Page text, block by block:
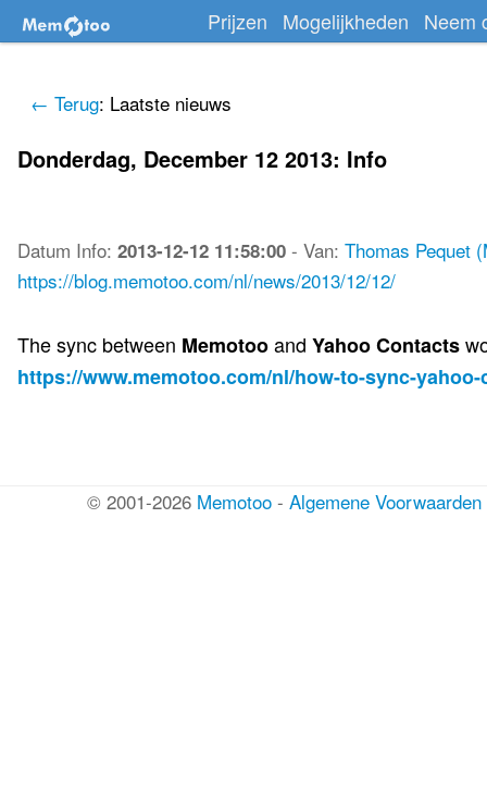
Prijzen Mogelijkheden Neem
← Terug: Laatste nieuws
Donderdag, December 12 2013: Info
Datum Info: 2013-12-12 11:58:00 - Van: Thomas Pequet
https://blog.memotoo.com/nl/news/2013/12/12/
The sync between Memotooand Yahoo Contacts
https://www.memotoo.com/nl/how-to-sync-
© 2001-2026 Memotoo - Algemene Voorwaarden